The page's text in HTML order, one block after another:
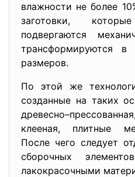
влажности не более
заготовки,
подвергаются
трансформируются в
размеров.
По этой же
созданные на таких
клееная, плитные
После чего следует
сборочных
лакокрасочными